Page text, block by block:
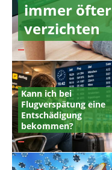
immer
verzichten
Kann ich bei
Flugverspätung eine
Entschädigung
bekommen?